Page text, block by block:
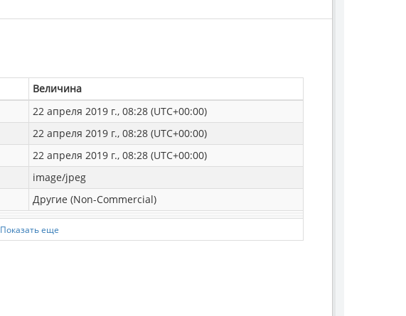
Величина
22 апреля 2019 г., 08:28 (UTC+00:00)
22 апреля 2019 г., 08:28 (UTC+00:00)
22 апреля 2019 г., 08:28 (UTC+00:00)
image/jpeg
Другие (Non-Commercial)
Показать еще